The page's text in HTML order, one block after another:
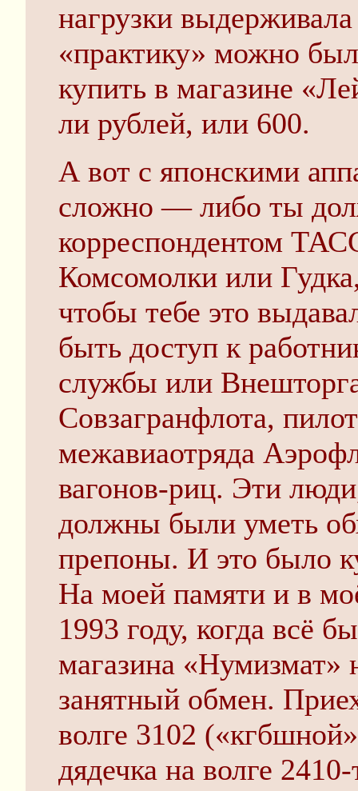
нагрузки
«практику» можно
купить в магазине
ли рублей, или 600.
А вот с японскими
сложно — либо ты
корреспондентом
Комсомолки или
чтобы тебе это
быть доступ к
службы или
Совзагранфлота,
межавиаотряда
вагонов-риц. Эти
должны были уметь
препоны. И это было
На моей памяти и в
1993 году, когда всё
магазина «Нумизмат»
занятный обмен.
волге 3102
дядечка на волге